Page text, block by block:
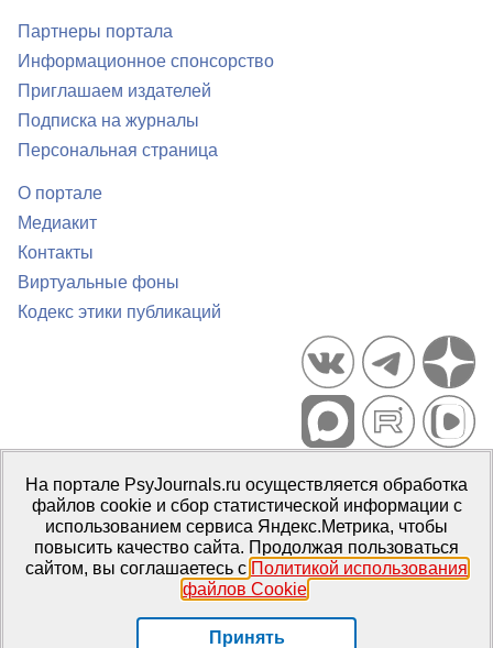
Партнеры портала
Информационное спонсорство
Приглашаем издателей
Подписка на журналы
Персональная страница
О портале
Медиакит
Контакты
Виртуальные фоны
Кодекс этики публикаций
Портал психологических изданий PsyJournals.ru, 2007–2026
Правила использования материалов
Свидетельство регистрации СМИЭл № ФС77-66447 от 14 июля
2016 г.
Издатель: ФГБОУ ВО МГППУ
На портале PsyJournals.ru осуществляется обработка
файлов cookie и сбор статистической информации с
использованием сервиса Яндекс.Метрика, чтобы
повысить качество сайта. Продолжая пользоваться
сайтом, вы соглашаетесь с Политикой использования
файлов Cookie.
Принять